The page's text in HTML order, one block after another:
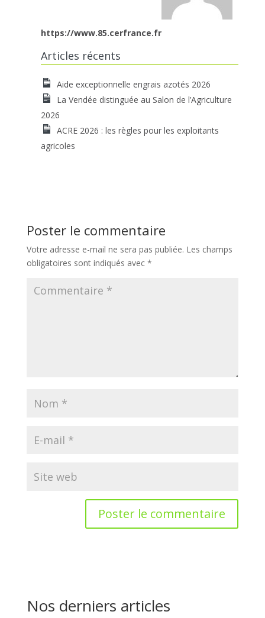
https://www.85.cerfrance.fr
Articles récents
Aide exceptionnelle engrais azotés 2026
La Vendée distinguée au Salon de l’Agriculture
2026
ACRE 2026 : les règles pour les exploitants
agricoles
Poster le commentaire
Votre adresse e-mail ne sera pas publiée. Les champs
obligatoires sont indiqués avec *
Nos derniers articles